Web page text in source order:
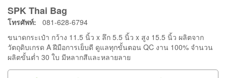
SPK Thai Bag
โทรศัพท์: 081-628-6794
ขนาดกระเป๋า กว้าง 11.5 นิ้ว x ลึก 5.5 นิ้ว x สูง 15.5 นิ้ว ผลิตจาก
วัตถุดิบเกรด A ฝีมือการเย็บดี ดูแลทุกขั้นตอน QC งาน 100% จำนวน
ผลิตขั้นต่ำ 30 ใบ มีหลากสีและหลายลาย